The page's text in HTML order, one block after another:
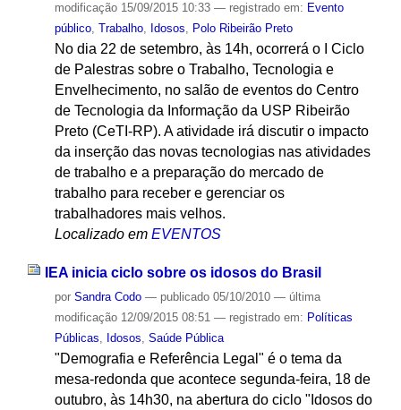
modificação15/09/2015 10:33 — registrado em: Evento
público, Trabalho, Idosos, Polo Ribeirão Preto
No dia 22 de setembro, às 14h, ocorrerá o I Ciclo
de Palestras sobre o Trabalho, Tecnologia e
Envelhecimento, no salão de eventos do Centro
de Tecnologia da Informação da USP Ribeirão
Preto (CeTI-RP). A atividade irá discutir o impacto
da inserção das novas tecnologias nas atividades
de trabalho e a preparação do mercado de
trabalho para receber e gerenciar os
trabalhadores mais velhos.
Localizado em EVENTOS
IEA inicia ciclo sobre os idosos do Brasil
por Sandra Codo — publicado05/10/2010 — última
modificação12/09/2015 08:51 — registrado em: Políticas
Públicas
Idosos Saúde Pública
"Demografia e Referência Legal" é o tema da
mesa-redonda que acontece segunda-feira, 18 de
outubro, às 14h30, na abertura do ciclo "Idosos do